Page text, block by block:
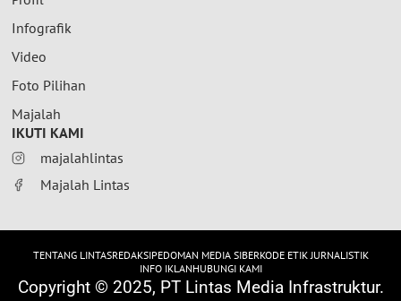
Infografik
Video
Foto Pilihan
Majalah
IKUTI KAMI
majalahlintas
Majalah Lintas
TENTANG LINTASREDAKSIPEDOMAN MEDIA SIBERKODE ETIK JURNALISTIK
INFO IKLANHUBUNGI KAMI
Copyright © 2025, PT Lintas Media Infrastruktur.